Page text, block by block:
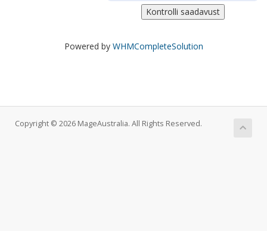
Powered by WHMCompleteSolution
Copyright © 2026 MageAustralia. All Rights Reserved.